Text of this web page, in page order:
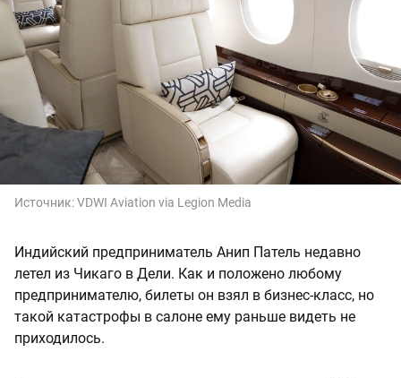
Источник:VDWI Aviation via Legion Media
Индийский предприниматель Анип Патель недавно
летел из Чикаго в Дели. Как и положено любому
предпринимателю, билеты он взял в бизнес-класс, но
такой катастрофы в салоне ему раньше видеть не
приходилось.